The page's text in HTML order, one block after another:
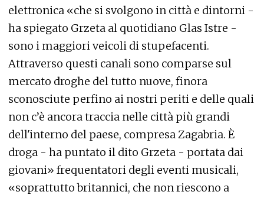
elettronica «che si svolgono in città e dintorni -
ha spiegato Grzeta al quotidiano Glas Istre -
sono i maggiori veicoli di stupefacenti.
Attraverso questi canali sono comparse sul
mercato droghe del tutto nuove, finora
sconosciute perfino ai nostri periti e delle quali
non c’è ancora traccia nelle città più grandi
dell'interno del paese, compresa Zagabria. È
droga - ha puntato il dito Grzeta - portata dai
giovani» frequentatori degli eventi musicali,
«soprattutto britannici, che non riescono a